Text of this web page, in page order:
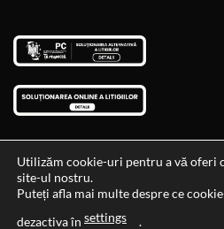
Data si ora ultimei actualizari al
Utilizăm cookie-uri pentru a vă oferi
site-ul nostru.
Puteți afla mai multe despre ce
dezactiva în settings .